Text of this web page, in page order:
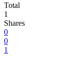
Total
1
Shares
0
0
1